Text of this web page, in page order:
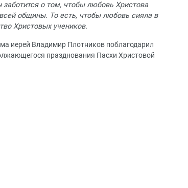
о том, чтобы любовь Христова
общины. То есть, чтобы любовь сияла в
Христовых учеников.
иерей Владимир Плотников поблагодарил
празднования Пасхи Христовой